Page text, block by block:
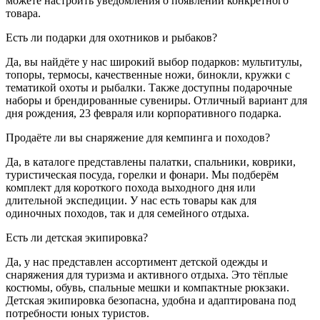
товара.
Есть ли подарки для охотников и рыбаков?
Да, вы найдёте у нас широкий выбор подарков: мультитулы,
топоры, термосы, качественные ножи, бинокли, кружки с
тематикой охоты и рыбалки. Также доступны подарочные
наборы и брендированные сувениры. Отличный вариант для
дня рождения, 23 февраля или корпоративного подарка.
Продаёте ли вы снаряжение для кемпинга и походов?
Да, в каталоге представлены палатки, спальники, коврики,
туристическая посуда, горелки и фонари. Мы подберём
комплект для короткого похода выходного дня или
длительной экспедиции. У нас есть товары как для
одиночных походов, так и для семейного отдыха.
Есть ли детская экипировка?
Да, у нас представлен ассортимент детской одежды и
снаряжения для туризма и активного отдыха. Это тёплые
костюмы, обувь, спальные мешки и компактные рюкзаки.
Детская экипировка безопасна, удобна и адаптирована под
потребности юных туристов.